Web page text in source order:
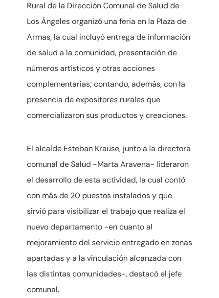
Rural de la Dirección Comunal de Salud de
Los Ángeles organizó una feria en la Plaza de
Armas, la cual incluyó entrega de información
de salud a la comunidad, presentación de
números artísticos y otras acciones
complementarias; contando, además, con la
presencia de expositores rurales que
comercializaron sus productos y creaciones.
El alcalde Esteban Krause, junto a la directora
comunal de Salud -Marta Aravena- lideraron
el desarrollo de esta actividad, la cual contó
con más de 20 puestos instalados y que
sirvió para visibilizar el trabajo que realiza el
nuevo departamento -en cuanto al
mejoramiento del servicio entregado en zonas
apartadas y a la vinculación alcanzada con
las distintas comunidades-, destacó el jefe
comunal.